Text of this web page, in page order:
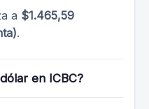
a $1.465,59
.
en ICBC?